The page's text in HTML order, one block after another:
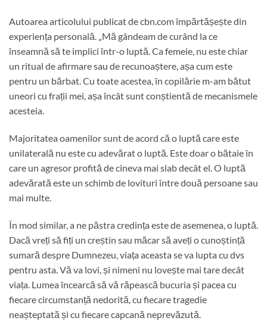
Autoarea articolului publicat de cbn.com împărtășește din
experiența personală. „Mă gândeam de curând la ce
înseamnă să te implici într-o luptă. Ca femeie, nu este chiar
un ritual de afirmare sau de recunoaștere, așa cum este
pentru un bărbat. Cu toate acestea, în copilărie m-am bătut
uneori cu frații mei, așa încât sunt conștientă de mecanismele
acesteia.
Majoritatea oamenilor sunt de acord că o luptă care este
unilaterală nu este cu adevărat o luptă. Este doar o bătaie în
care un agresor profită de cineva mai slab decât el. O luptă
adevărată este un schimb de lovituri între două persoane sau
mai multe.
În mod similar, a ne păstra credința este de asemenea, o luptă.
Dacă vreți să fiți un creștin sau măcar să aveți o cunoștință
sumară despre Dumnezeu, viața aceasta se va lupta cu dvs
pentru asta. Vă va lovi, și nimeni nu lovește mai tare decât
viața. Lumea încearcă să vă răpească bucuria și pacea cu
fiecare circumstanță nedorită, cu fiecare tragedie
neașteptată și cu fiecare capcană neprevăzută.